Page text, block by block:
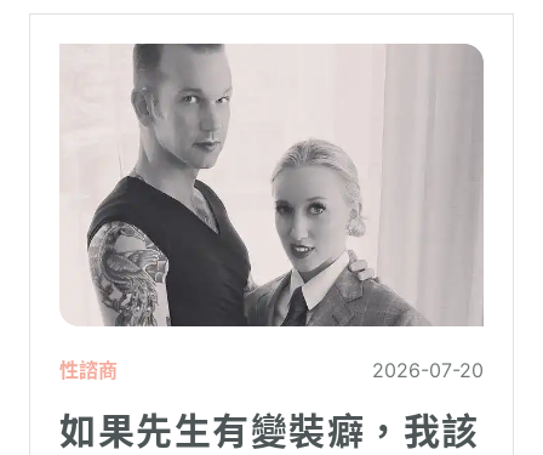
性諮商 2026-07-20
如果先生有變裝癖，我該